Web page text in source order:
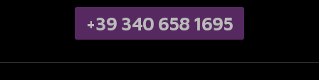
+39 340 658 1695